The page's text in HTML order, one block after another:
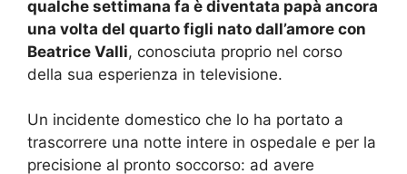
qualche settimana fa è diventata papà ancora
una volta del quarto figli nato dall’amore con
Beatrice Valli, conosciuta proprio nel corso
della sua esperienza in televisione.
Un incidente domestico che lo ha portato a
trascorrere una notte intere in ospedale e per la
precisione al pronto soccorso: ad avere